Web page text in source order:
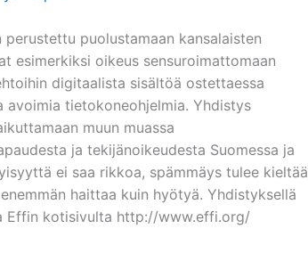
puolustamaan kansalaisten
esimerkiksi oikeus sensuroimattomaan
digitaalista sisältöä ostettaessa
avoimia tietokoneohjelmia. Yhdistys
muun muassa
ja tekijänoikeudesta Suomessa ja
ei saa rikkoa, spämmäys tulee kieltää
haittaa kuin hyötyä. Yhdistyksellä
Effin kotisivulta http://www.effi.org/